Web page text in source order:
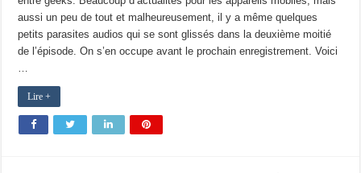
aussi un peu de tout et malheureusement, il y a même quelques
petits parasites audios qui se sont glissés dans la deuxième moitié
de l’épisode. On s’en occupe avant le prochain enregistrement. Voici
Lire +